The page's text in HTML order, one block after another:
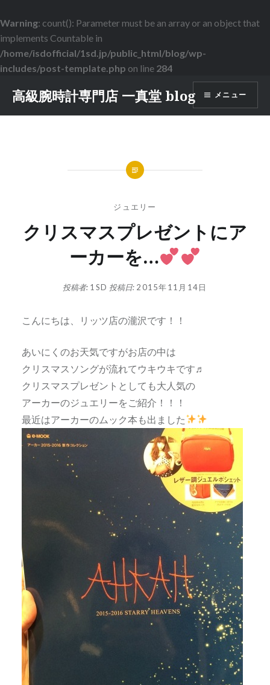
Warning: count(): Parameter must be an array or an object that
implements Countable in
/home/isdofficial/1sd.jp/public_html/blog/wp-
includes/post-template.php on line 284
テ
高級腕時計専門店 一真堂 blog メニュー
ジュエリー
クリスマスプレゼントにア
ーカーを…
投稿者: 1SD 投稿日: 2015年11月14日
こんにちは、リッツ店の瀧沢です！！
あいにくのお天気ですがお店の中は
クリスマスソングが流れてウキウキです♬
クリスマスプレゼントとしても大人気の
アーカーのジュエリーをご紹介！！！
最近はアーカーのムック本も出ました